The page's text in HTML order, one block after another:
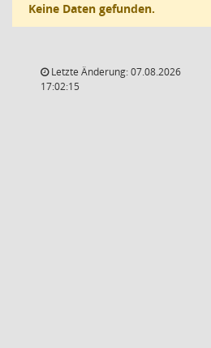
Keine Daten gefunden.
Letzte Änderung: 07.08.2026
17:02:15